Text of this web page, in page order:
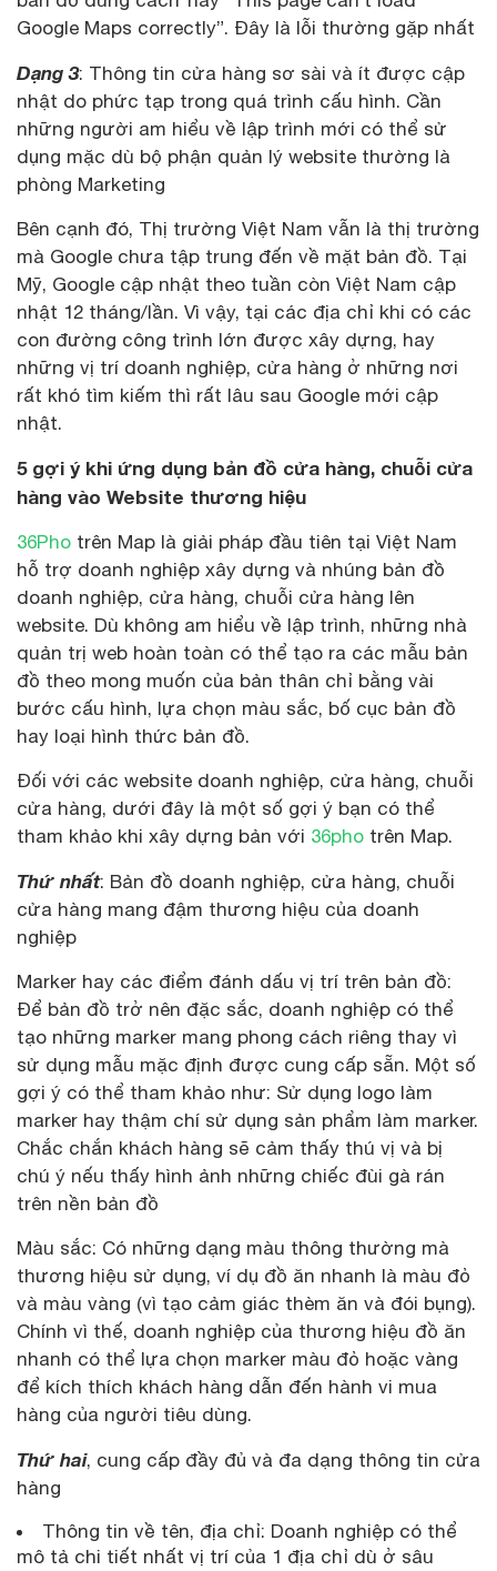
Google Maps correctly”. Đây là lỗi thường gặp nhất
Dạng 3: Thông tin cửa hàng sơ sài và ít được cập
nhật do phức tạp trong quá trình cấu hình. Cần
những người am hiểu về lập trình mới có thể sử
dụng mặc dù bộ phận quản lý website thường là
phòng Marketing
Bên cạnh đó, Thị trường Việt Nam vẫn là thị trường
mà Google chưa tập trung đến về mặt bản đồ. Tại
Mỹ, Google cập nhật theo tuần còn Việt Nam cập
nhật 12 tháng/lần. Vì vậy, tại các địa chỉ khi có các
con đường công trình lớn được xây dựng, hay
những vị trí doanh nghiệp, cửa hàng ở những nơi
rất khó tìm kiếm thì rất lâu sau Google mới cập
nhật.
5 gợi ý khi ứng dụng bản đồ cửa hàng, chuỗi cửa
hàng vào Website thương hiệu
36Pho trên Map là giải pháp đầu tiên tại Việt Nam
hỗ trợ doanh nghiệp xây dựng và nhúng bản đồ
doanh nghiệp, cửa hàng, chuỗi cửa hàng lên
website. Dù không am hiểu về lập trình, những nhà
quản trị web hoàn toàn có thể tạo ra các mẫu bản
đồ theo mong muốn của bản thân chỉ bằng vài
bước cấu hình, lựa chọn màu sắc, bố cục bản đồ
hay loại hình thức bản đồ.
Đối với các website doanh nghiệp, cửa hàng, chuỗi
cửa hàng, dưới đây là một số gợi ý bạn có thể
tham khảo khi xây dựng bản với 36pho trên Map.
Thứ nhất: Bản đồ doanh nghiệp, cửa hàng, chuỗi
cửa hàng mang đậm thương hiệu của doanh
nghiệp
Marker hay các điểm đánh dấu vị trí trên bản đồ:
Để bản đồ trở nên đặc sắc, doanh nghiệp có thể
tạo những marker mang phong cách riêng thay vì
sử dụng mẫu mặc định được cung cấp sẵn. Một số
gợi ý có thể tham khảo như: Sử dụng logo làm
marker hay thậm chí sử dụng sản phẩm làm marker.
Chắc chắn khách hàng sẽ cảm thấy thú vị và bị
chú ý nếu thấy hình ảnh những chiếc đùi gà rán
trên nền bản đồ
Màu sắc: Có những dạng màu thông thường mà
thương hiệu sử dụng, ví dụ đồ ăn nhanh là màu đỏ
và màu vàng (vì tạo cảm giác thèm ăn và đói bụng).
Chính vì thế, doanh nghiệp của thương hiệu đồ ăn
nhanh có thể lựa chọn marker màu đỏ hoặc vàng
để kích thích khách hàng dẫn đến hành vi mua
hàng của người tiêu dùng.
Thứ hai, cung cấp đầy đủ và đa dạng thông tin cửa
hàng
Thông tin về tên, địa chỉ: Doanh nghiệp có thể
mô tả chi tiết nhất vị trí của 1 địa chỉ dù ở sâu